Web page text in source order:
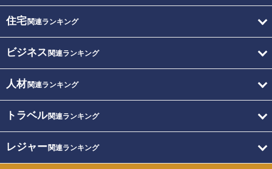
住宅関連ランキング
ビジネス 関連ランキング
人材関連ランキング
トラベル関連ランキング
レジャー関連ランキング